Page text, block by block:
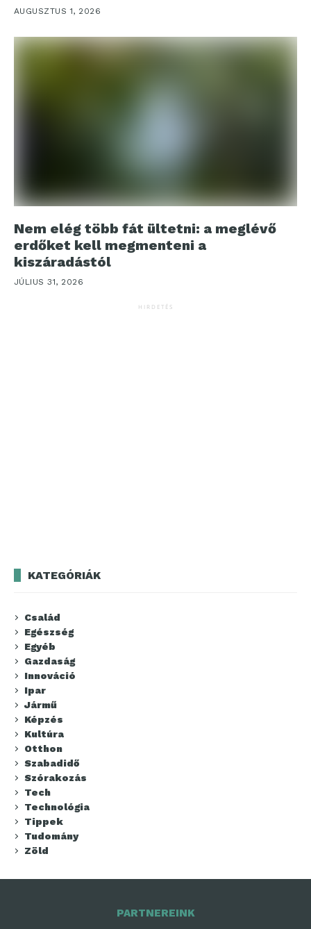
AUGUSZTUS 1, 2026
Nem elég több fát ültetni: a meglévő
erdőket kell megmenteni a
kiszáradástól
JÚLIUS 31, 2026
HIRDETÉS
KATEGÓRIÁK
Család
Egészség
Egyéb
Gazdaság
Innováció
Ipar
Jármű
Képzés
Kultúra
Otthon
Szabadidő
Szórakozás
Tech
Technológia
Tippek
Tudomány
Zöld
PARTNEREINK